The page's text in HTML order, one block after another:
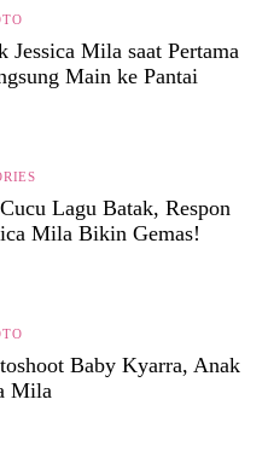
Jessica Mila saat Pertama
Main ke Pantai
Lagu Batak, Respon
Mila Bikin Gemas!
Baby Kyarra, Anak
Mila